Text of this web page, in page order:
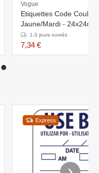
Vogue
Etiquettes Code
Jaune/Mardi -
Pièces1-3 jours ouvrés
7,34 €
Express